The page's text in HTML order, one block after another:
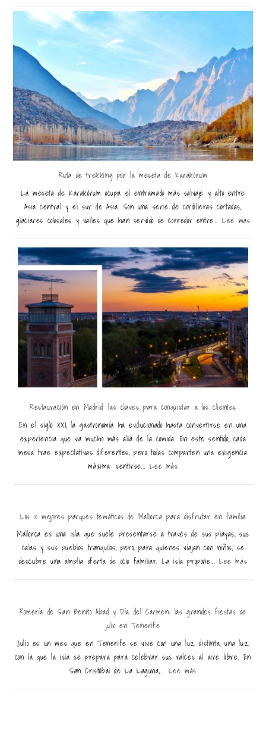
Ruta de trekking por la meseta de Karakórum
La meseta de Karakórum ocupa el entramado más salvaje y alto entre
Asia central y el sur de Asia. Son una serie de cordilleras cortadas,
glaciares colosales y valles que han servido de corredor entre...Lee más
Restauración en Madrid: las claves para conquistar a los clientes
En el siglo XXI, la gastronomía ha evolucionado hasta convertirse en una
experiencia que va mucho más allá de la comida. En este sentido, cada
mesa trae expectativas diferentes, pero todas comparten una exigencia
máxima: sentirse...Lee más
Los 10 mejores parques temáticos de Mallorca para disfrutar en familia
Mallorca es una isla que suele presentarse a través de sus playas, sus
calas y sus pueblos tranquilos, pero, para quienes viajan con niños, se
descubre una amplia oferta de ocio familiar. La isla propone...Lee más
Romería de San Benito Abad y Día del Carmen: las grandes fiestas de
julio en Tenerife
Julio es un mes que en Tenerife se vive con una luz distinta, una luz
con la que la isla se prepara para celebrar sus raíces al aire libre. En
San Cristóbal de La Laguna,... Lee más